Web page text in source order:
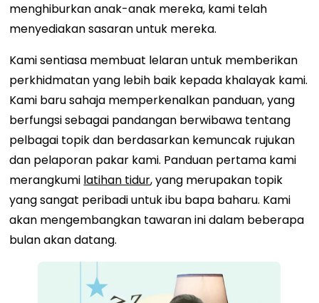
menghiburkan anak-anak mereka, kami telah
menyediakan sasaran untuk mereka.
Kami sentiasa membuat lelaran untuk memberikan
perkhidmatan yang lebih baik kepada khalayak kami.
Kami baru sahaja memperkenalkan panduan, yang
berfungsi sebagai pandangan berwibawa tentang
pelbagai topik dan berdasarkan kemuncak rujukan
dan pelaporan pakar kami. Panduan pertama kami
merangkumi latihan tidur, yang merupakan topik
yang sangat peribadi untuk ibu bapa baharu. Kami
akan mengembangkan tawaran ini dalam beberapa
bulan akan datang.